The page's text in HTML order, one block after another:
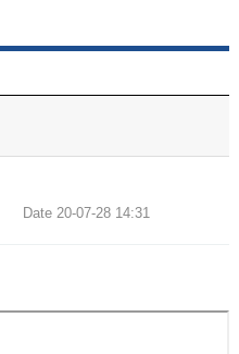
Date 20-07-28 14:31